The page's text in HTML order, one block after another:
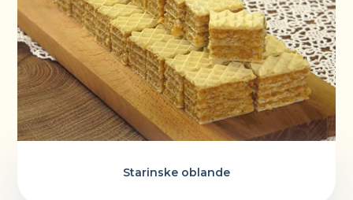
Starinske oblande